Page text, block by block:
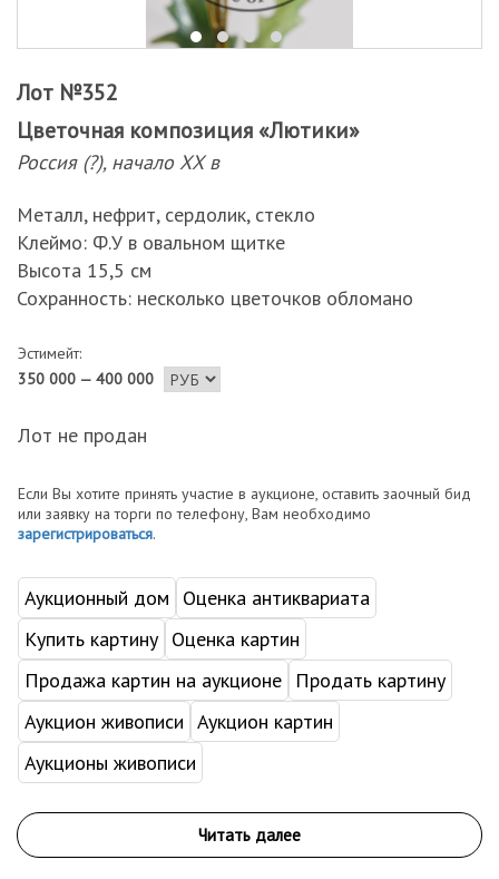
Лот №352
Цветочная композиция «Лютики»
Россия (?), начало ХХ в
Металл, нефрит, сердолик, стекло
Клеймо: Ф.У в овальном щитке
Высота 15,5 см
Сохранность: несколько цветочков обломано
Эстимейт:
350 000 — 400 000
Лот не продан
Если Вы хотите принять участие в аукционе, оставить заочный бид
или заявку на торги по телефону, Вам необходимо
зарегистрироваться.
Аукционный дом
Оценка антиквариата
Купить картину Оценка картин
Продажа картин на аукционе
Продать картину
Аукцион живописи Аукцион картин
Аукционы живописи